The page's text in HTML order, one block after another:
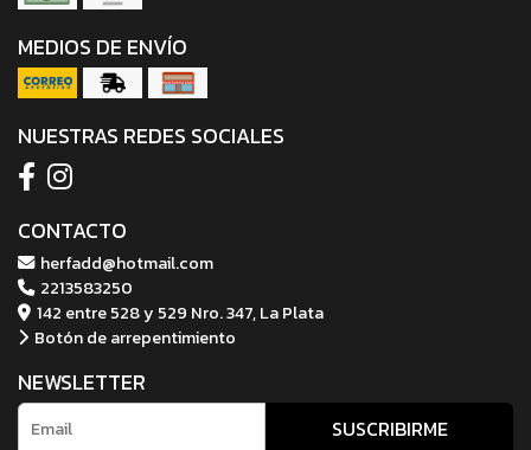
MEDIOS DE ENVÍO
NUESTRAS REDES SOCIALES
CONTACTO
herfadd@hotmail.com
2213583250
142 entre 528 y 529 Nro. 347, La Plata
Botón de arrepentimiento
NEWSLETTER
SUSCRIBIRME